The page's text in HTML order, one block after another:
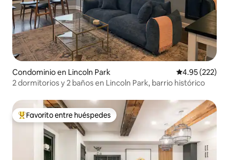
Condominio en Lincoln Park Calificación
4.95 (222)
2 dormitorios y 2 baños en Lincoln Park, barrio histórico
De los mejores en Favorito entre huéspedes
Favorito entre huéspedes